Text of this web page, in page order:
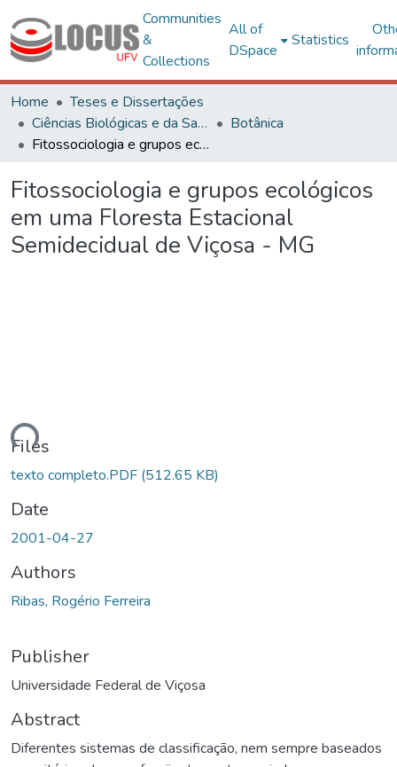
Communities
&
Collections
All of
DSpace
Statistics
Home
Teses e Dissertações
Ciências Biológicas e da Saúde
Botânica
Fitossociologia e grupos ecológicos em uma Floresta Estacional Semidecidual de Viçosa - MG
Fitossociologia e grupos ecológicos
em uma Floresta Estacional
Semidecidual de Viçosa - MG
Files
texto completo.PDF (512.65 KB)
Date
2001-04-27
Authors
Ribas, Rogério Ferreira
Publisher
Universidade Federal de Viçosa
Abstract
Diferentes sistemas de classificação, nem sempre baseados